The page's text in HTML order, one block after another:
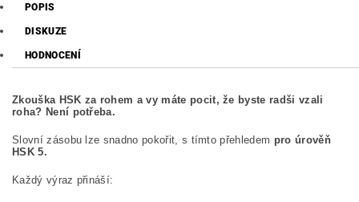
POPIS
DISKUZE
HODNOCENÍ
Zkouška HSK za rohem a vy máte pocit, že byste radši vzali
roha? Není potřeba.
Slovní zásobu lze snadno pokořit, s tímto přehledem pro úrověň
HSK 5.
Každý výraz přináší: